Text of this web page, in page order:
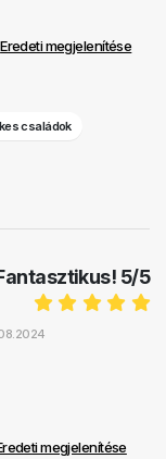
Eredeti megjelenítése
családok
5/5
megjelenítése